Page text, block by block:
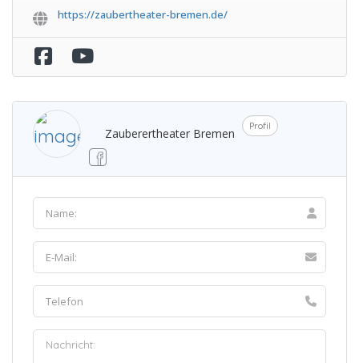
https://zaubertheater-bremen.de/
Zauberertheater Bremen Profil